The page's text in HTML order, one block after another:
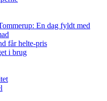
En dag fyldt med
får helte-pris
i brug